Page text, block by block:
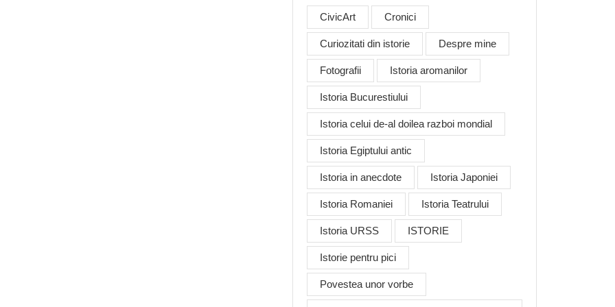
CivicArt Cronici
Curiozitati din istorie Despre mine
Fotografii Istoria aromanilor
Istoria Bucurestiului
Istoria celui de-al doilea razboi mondial
Istoria Egiptului antic
Istoria in anecdote Istoria Japoniei
Istoria Romaniei Istoria Teatrului
Istoria URSS ISTORIE
Istorie pentru pici
Povestea unor vorbe